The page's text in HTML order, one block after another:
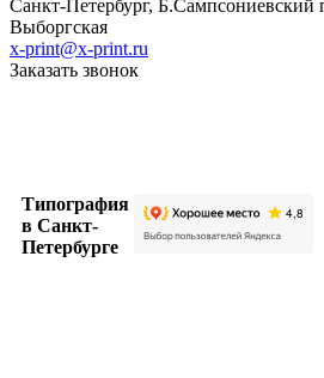
Санкт-Петербург, Б.Сампсониевский
Выборгская
x-print@x-print.ru
Заказать звонок
Типография
в Санкт-
Петербурге